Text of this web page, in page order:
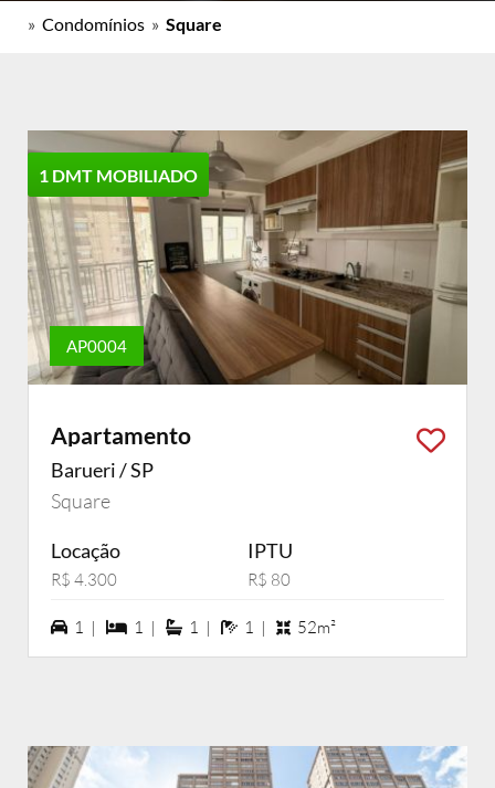
» Condomínios » Square
1 DMT MOBILIADO
AP0004
Apartamento
Barueri / SP
Square
Locação
R$ 4.300
IPTU
R$ 80
1 vagas na garagem
1 | 1 dormiórios
1 | 1 suítes
1 | 1 banheiros
1 | 52m²